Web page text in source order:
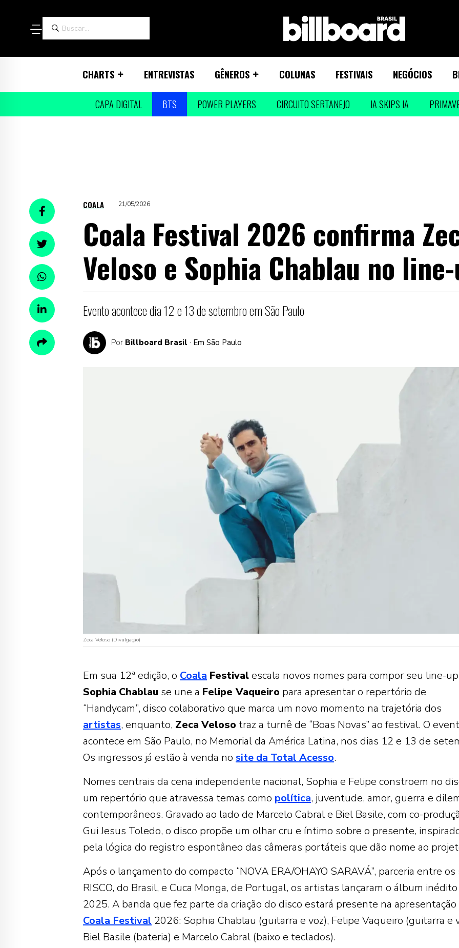
CHARTS ENTREVISTAS GÊNEROS COLUNAS FESTIVAIS NEGÓCIOS
CAPA DIGITAL BTS POWER PLAYERS CIRCUITO SERTANEJO IA SKIPS IA
COALA 21/05/2026
Coala Festival 2026 confirma
Veloso e Sophia Chablau no
Evento acontece dia 12 e 13 de setembro em São Paulo
Por Billboard Brasil · Em São Paulo
Zeca Veloso (Divulgação)
Em sua 12ª edição, o Coala Festivalescala novos nomes para compor seu line-
Sophia Chablau se une a Felipe Vaqueiro para apresentar o repertório de
“Handycam”, disco colaborativo que marca um novo momento na trajetória dos
artistas, enquanto, Zeca Veloso traz a turnê de “Boas Novas” ao festival. O
acontece em São Paulo, no Memorial da América Latina, nos dias 12 e 13 de
Os ingressos já estão à venda no site da Total Acesso.
Nomes centrais da cena independente nacional, Sophia e Felipe constroem no
um repertório que atravessa temas como política, juventude, amor, guerra e
contemporâneos. Gravado ao lado de Marcelo Cabral e Biel Basile, com co-
Gui Jesus Toledo, o disco propõe um olhar cru e íntimo sobre o presente,
pela lógica do registro espontâneo das câmeras portáteis que dão nome ao
Após o lançamento do compacto “NOVA ERA/OHAYO SARAVÁ”, parceria entre
RISCO, do Brasil, e Cuca Monga, de Portugal, os artistas lançaram o álbum
2025. A banda que fez parte da criação do disco estará presente na
Coala Festival 2026: Sophia Chablau (guitarra e voz), Felipe Vaqueiro (guitarra e
Biel Basile (bateria) e Marcelo Cabral (baixo e teclados).